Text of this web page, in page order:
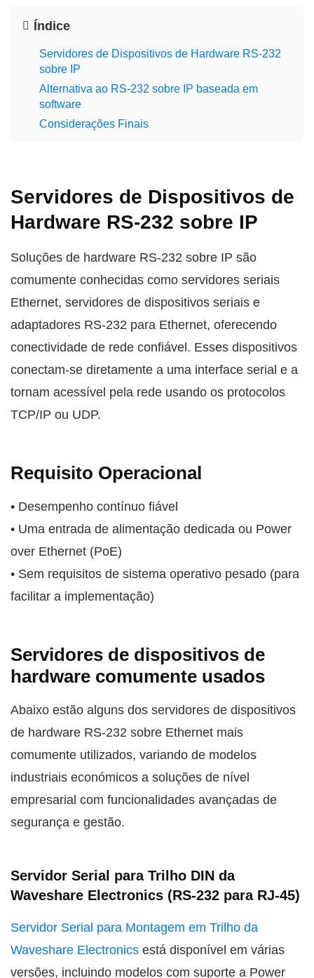
Índice
Servidores de Dispositivos de Hardware RS-232
sobre IP
Alternativa ao RS-232 sobre IP baseada em
software
Considerações Finais
Servidores de Dispositivos de
Hardware RS-232 sobre IP
Soluções de hardware RS-232 sobre IP são
comumente conhecidas como servidores seriais
Ethernet, servidores de dispositivos seriais e
adaptadores RS-232 para Ethernet, oferecendo
conectividade de rede confiável. Esses dispositivos
conectam-se diretamente a uma interface serial e a
tornam acessível pela rede usando os protocolos
TCP/IP ou UDP.
Requisito Operacional
• Desempenho contínuo fiável
• Uma entrada de alimentação dedicada ou Power
over Ethernet (PoE)
• Sem requisitos de sistema operativo pesado (para
facilitar a implementação)
Servidores de dispositivos de
hardware comumente usados
Abaixo estão alguns dos servidores de dispositivos
de hardware RS-232 sobre Ethernet mais
comumente utilizados, variando de modelos
industriais económicos a soluções de nível
empresarial com funcionalidades avançadas de
segurança e gestão.
Servidor Serial para Trilho DIN da
Waveshare Electronics (RS-232 para RJ-45)
Servidor Serial para Montagem em Trilho da
Waveshare Electronics está disponível em várias
versões, incluindo modelos com suporte a Power